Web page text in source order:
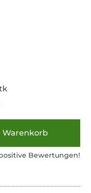
Warenkorb
Bewertungen!